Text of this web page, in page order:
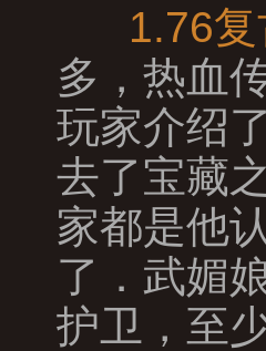
1.76
多，热血
玩家介绍
去了宝藏
家都是他
了．武媚
护卫，至